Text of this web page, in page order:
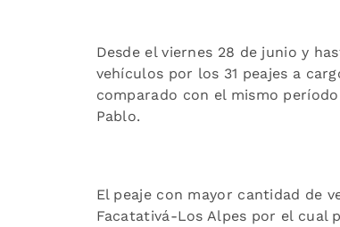
Desde el viernes 28 de junio y
vehículos por los 31 peajes a
comparado con el mismo
Pablo.
El peaje con mayor cantidad de
Facatativá-Los Alpes por el cual